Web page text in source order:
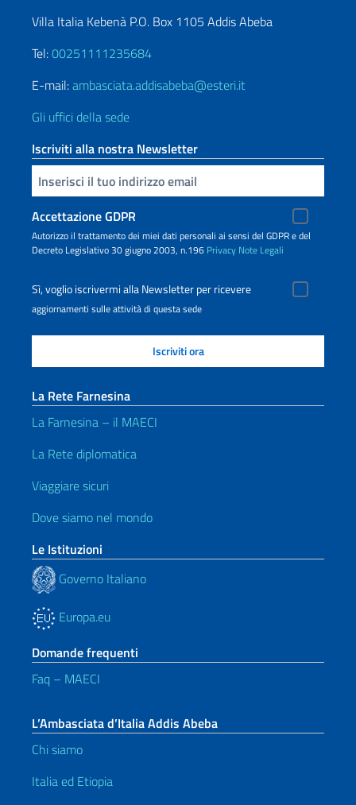
Villa Italia Kebenà P.O. Box 1105 Addis Abeba
Tel:00251111235684
E-mail:ambasciata.addisabeba@esteri.it
Gli uffici della sede
Iscriviti alla nostra Newsletter
Inserisci la tua email
Accettazione GDPR
Autorizzo il trattamento dei miei dati personali ai sensi del GDPR e del
Decreto Legislativo 30 giugno 2003, n.196 Privacy Note Legali
Sì, voglio iscrivermi alla Newsletter per ricevere
aggiornamenti sulle attività di questa sede
La Rete Farnesina
La Farnesina – il MAECI
La Rete diplomatica
Viaggiare sicuri
Dove siamo nel mondo
Le Istituzioni
Governo Italiano
Europa.eu
Domande frequenti
Faq – MAECI
L’Ambasciata d’Italia Addis Abeba
Chi siamo
Italia ed Etiopia